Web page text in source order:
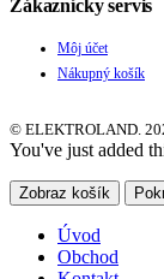
Zákaznícky servis
Môj účet
Nákupný košík
© ELEKTROLAND.
You've just added
Zobraz košík
Úvod
Obchod